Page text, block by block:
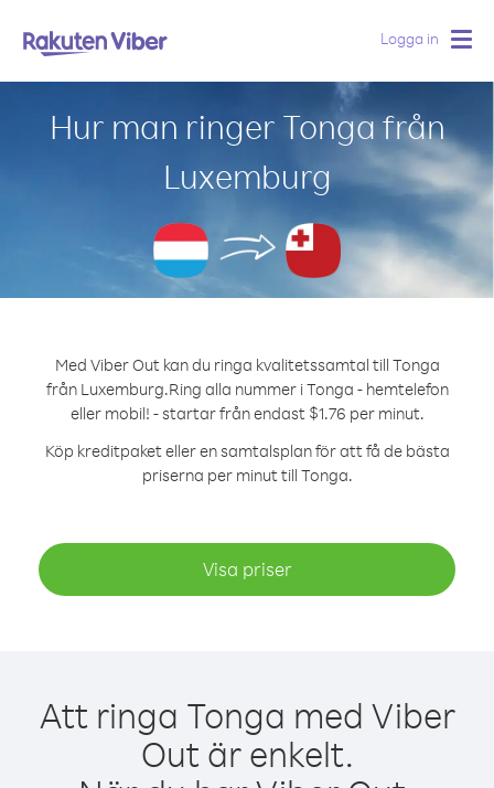
Logga in
Hur man ringer Tonga från
Luxemburg
Med Viber Out kan du ringa kvalitetssamtal till Tonga
från Luxemburg.Ring alla nummer i Tonga - hemtelefon
eller mobil! - startar från endast $1.76 per minut.
Köp kreditpaket eller en samtalsplan för att få de bästa
priserna per minut till Tonga.
Visa priser
Att ringa Tonga med Viber
Out är enkelt.